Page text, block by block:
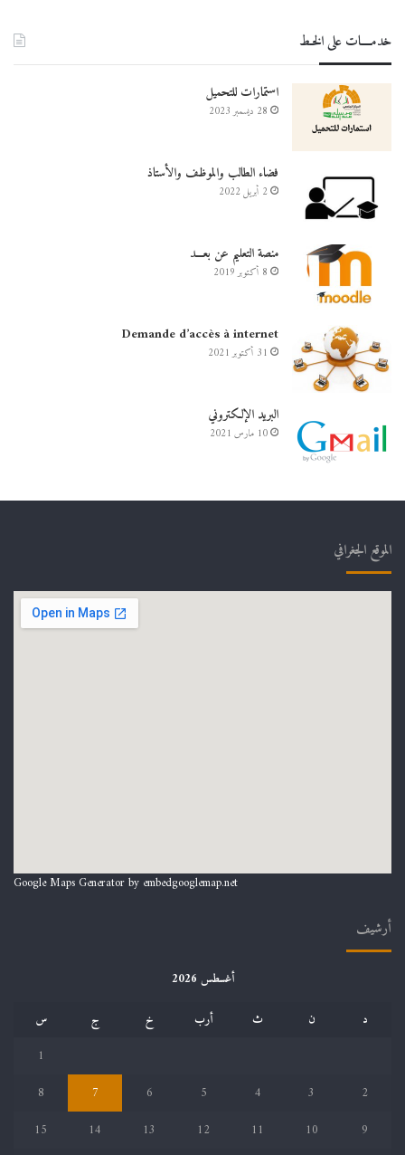
خدمــــات على الخـط
استمارات للتحميل
28 ديسمبر 2023
فضاء الطالب والموظف والأستاذ
2 أبريل 2022
منصة التعليم عن بعـــد
8 أكتوبر 2019
Demande d’accès à internet
31 أكتوبر 2021
البريد الإلكتروني
10 مارس 2021
الموقع الجغرافي
Google Maps Generator by embedgooglemap.net
أرشيف
أغسطس 2026
د
ن ث أرب خ ج
س
1
2
3
4
5
6
7
8
9
10
11
12
13
14
15